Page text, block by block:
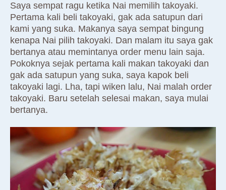
Saya sempat ragu ketika Nai memilih takoyaki.
Pertama kali beli takoyaki, gak ada satupun dari
kami yang suka. Makanya saya sempat bingung
kenapa Nai pilih takoyaki. Dan malam itu saya gak
bertanya atau memintanya order menu lain saja.
Pokoknya sejak pertama kali makan takoyaki dan
gak ada satupun yang suka, saya kapok beli
takoyaki lagi. Lha, tapi wiken lalu, Nai malah order
takoyaki. Baru setelah selesai makan, saya mulai
bertanya.